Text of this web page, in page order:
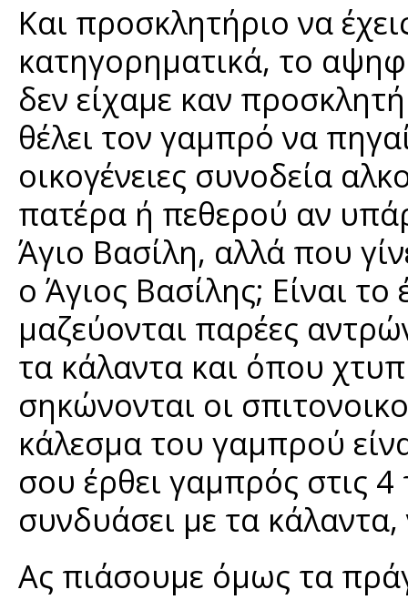
Και προσκλητήριο να
κατηγορηματικά, το
δεν είχαμε καν
θέλει τον γαμπρό να
οικογένειες συνοδεία
πατέρα ή πεθερού αν
Άγιο Βασίλη, αλλά που
ο Άγιος Βασίλης; Είναι
μαζεύονται παρέες
τα κάλαντα και όπου
σηκώνονται οι
κάλεσμα του γαμπρού
σου έρθει γαμπρός στις
συνδυάσει με τα κάλαντα,
Ας πιάσουμε όμως τα